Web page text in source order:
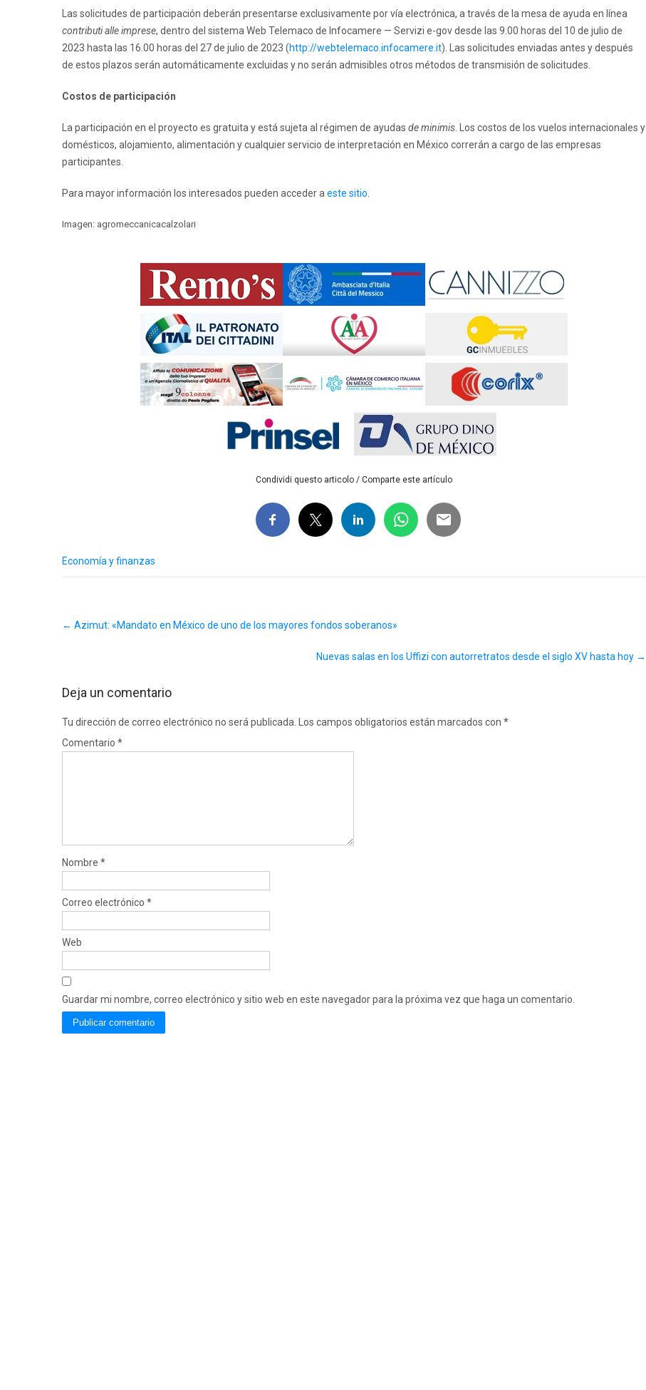
Las solicitudes de participación deberán presentarse exclusivamente por vía electrónica, a través de la mesa de ayuda en línea
contributi alle imprese, dentro del sistema Web Telemaco de Infocamere — Servizi e-gov desde las 9.00 horas del 10 de julio de
2023 hasta las 16.00 horas del 27 de julio de 2023 (http://webtelemaco.infocamere.it). Las solicitudes enviadas antes y después
de estos plazos serán automáticamente excluidas y no serán admisibles otros métodos de transmisión de solicitudes.
Costos de participación
La participación en el proyecto es gratuita y está sujeta al régimen de ayudas de minimis . Los costos de los vuelos internacionales y
domésticos, alojamiento, alimentación y cualquier servicio de interpretación en México correrán a cargo de las empresas
participantes.
Para mayor información los interesados pueden acceder a este sitio
Imagen: agromeccanicacalzolari
Condividi questo articolo / Comparte este artículo
Economía y finanzas
navigation
← Azimut: «Mandato en México de uno de los mayores fondos soberanos»
Nuevas salas en los Uffizi con autorretratos desde el siglo XV hasta hoy →
Deja un comentario
Tu dirección de correo electrónico no será publicada. Los campos obligatorios están marcados con *
Comentario *
Nombre *
Correo electrónico *
Web
Guardar mi nombre, correo electrónico y sitio web en este navegador para la próxima vez que haga un comentario.